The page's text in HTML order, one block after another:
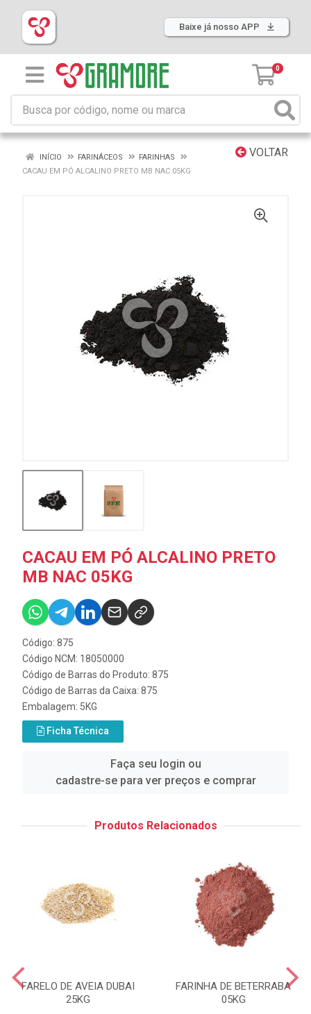
Baixe já nosso APP
0
VOLTAR
INÍCIO FARINÁCEOS
FARINHAS
CACAU EM PÓ ALCALINO PRETO MB NAC 05KG
CACAU EM PÓ ALCALINO PRETO
MB NAC 05KG
Código: 875
Código NCM: 18050000
Código de Barras do Produto: 875
Código de Barras da Caixa: 875
Embalagem: 5KG
Ficha Técnica
Faça seu login ou
cadastre-se para ver preços e comprar
Produtos Relacionados
FARELO DE AVEIA DUBAI
25KG
FARINHA DE BETERRABA
05KG